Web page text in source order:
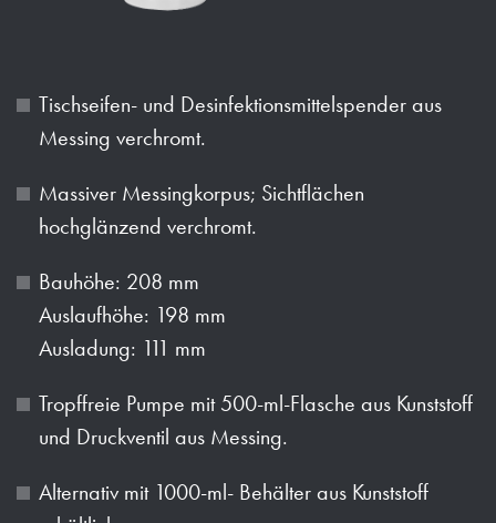
Tischseifen- und Desinfektionsmittelspender aus
Messing verchromt.
Massiver Messingkorpus; Sichtflächen
hochglänzend verchromt.
Bauhöhe: 208 mm
Auslaufhöhe: 198 mm
Ausladung: 111 mm
Tropffreie Pumpe mit 500-ml-Flasche aus Kunststoff
und Druckventil aus Messing.
Alternativ mit 1000-ml- Behälter aus Kunststoff